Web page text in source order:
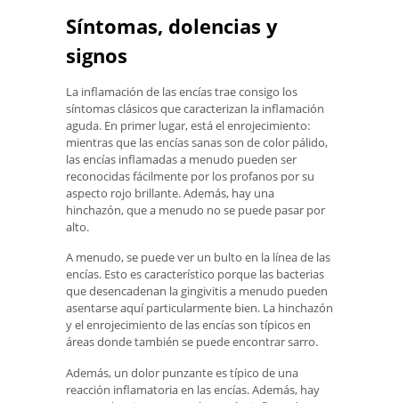
Síntomas, dolencias y
signos
La inflamación de las encías trae consigo los
síntomas clásicos que caracterizan la inflamación
aguda. En primer lugar, está el enrojecimiento:
mientras que las encías sanas son de color pálido,
las encías inflamadas a menudo pueden ser
reconocidas fácilmente por los profanos por su
aspecto rojo brillante. Además, hay una
hinchazón, que a menudo no se puede pasar por
alto.
A menudo, se puede ver un bulto en la línea de las
encías. Esto es característico porque las bacterias
que desencadenan la gingivitis a menudo pueden
asentarse aquí particularmente bien. La hinchazón
y el enrojecimiento de las encías son típicos en
áreas donde también se puede encontrar sarro.
Además, un dolor punzante es típico de una
reacción inflamatoria en las encías. Además, hay